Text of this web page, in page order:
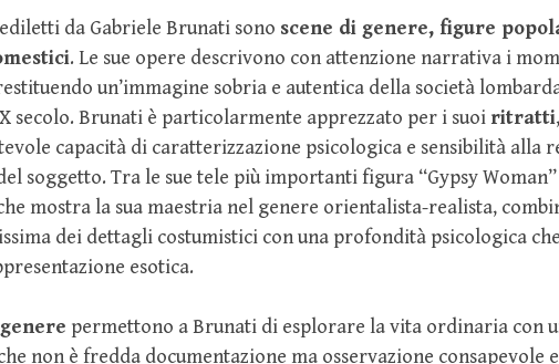
da Gabriele Brunati sono scene di genere, figure
. Le sue opere descrivono con attenzione narrativa i
un’immagine sobria e autentica della società
secolo. Brunati è particolarmente apprezzato per i suoi ritratti
capacità di caratterizzazione psicologica e sensibilità alla
soggetto. Tra le sue tele più importanti figura “Gypsy Woman”
mostra la sua maestria nel genere orientalista-realista,
dei dettagli costumistici con una profondità psicologica
esotica.
permettono a Brunati di esplorare la vita ordinaria con
non è fredda documentazione ma osservazione consapevole